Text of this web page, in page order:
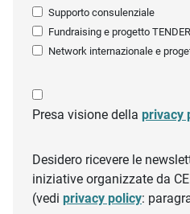
Supporto consulenziale
Fundraising e progetto TENDER
Network internazionale e
Presa visione della privacy
Desidero ricevere le
iniziative organizzate da
(vedi privacy policy: